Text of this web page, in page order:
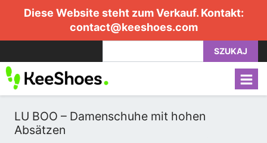
Diese Website steht zum Verkauf. Kontakt:
contact@keeshoes.com
SZUKAJ
LU BOO – Damenschuhe mit hohen
Absätzen